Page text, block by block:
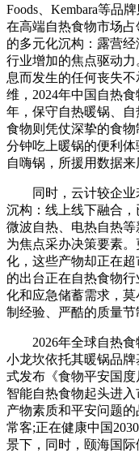
Foods、Kembara等品
在高端自热食物市场
的多元化沉构：露营
行业增加的焦点驱动
息而发生的任何丧失
维，2024年中国自热
年，保守自热暖锅、
食物则凭仗深挚的食
分钟吃上暖锅的便利
自嗨锅，所援用数据
同时，云计较企业
沉构：线上线下融合，
微波自热、电热自热
为焦点采办决策要素
化，这些产物却正在
的出台正在自热食物
化和应急储蓄需求，
制经验、严酷的质量节
2026年全球自热食
小龙坎依托其暖锅品
式发布《食物平安国度
智能自热食物起头进
产物素质和平安问题
常客;正在健康中国
景下，同时，颐海国